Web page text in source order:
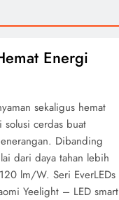
Energi
sekaligus hemat
cerdas buat
Dibanding
dari daya tahan lebih
lm/W. Seri EverLEDs
Yeelight – LED smart